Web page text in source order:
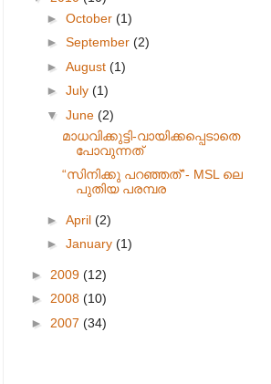
► October (1)
► September (2)
► August (1)
► July (1)
▼ June (2)
മാധവിക്കുട്ടി-വായിക്കപ്പെടാതെ
പോവുന്നത്
“സിനിക്കു പറഞ്ഞത്”- MSL ലെ
പുതിയ പരമ്പര
► April (2)
► January (1)
► 2009 (12)
► 2008 (10)
► 2007 (34)